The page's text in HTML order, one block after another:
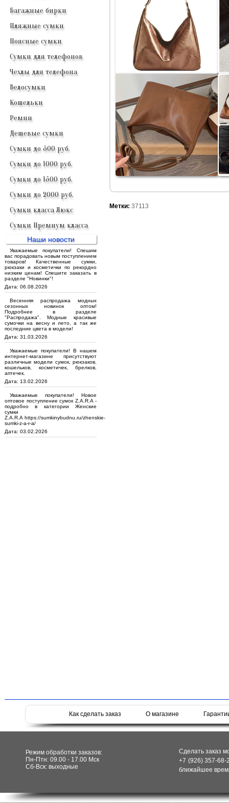
Багажные бирки
Пляжные сумки
Поясные сумки
Сумки для телефонов
Чехлы для телефона
Велосумки
Кошельки
Ремни
Дешевые сумки
Сумки до 500 руб.
Сумки до 1000 руб.
Сумки до 1500 руб.
Сумки до 2000 руб.
Сумки класса Люкс
Сумки Премиум класса
Наши новости
Уважаемые покупатели! Спешим
вас порадовать новым поступлением
товаров! Качественные сумки,
рюкзаки и косметички по рекордно
низким ценам! Спешите заказать в
разделе "Новинки"!
Дата: 06.08.2026
Весенняя распродажа модных
сезонных новинок оптом!
Подробнее в разделе
"Распродажа". Модные красивые
сумочки на весну и лето, а так же
последние цвета в модели!
Дата: 31.03.2026
Уважаемые покупатели! В нашем
интернет-магазине присутствуют
различные модели сумок, рюкзаков,
кошельков, косметичек, брелков,
аптечек.
Дата: 13.02.2026
Уважаемые покупатели! Новое
оптовое поступление сумок Z.A.R.A -
подробно в категории Женские
сумки
Z.A.R.A https://sumkinybudnu.ru/zhenskie-
sumki-z-a-r-a/
Дата: 03.02.2026
Метки: 37113
Как сделать заказ О магазине
Режим обработки заказов:
Пн-Птн: 09.00 - 17.00 Мск
Сб-Вск: выходные
Сделать заказ
+7 (926) 357-
ближайшее